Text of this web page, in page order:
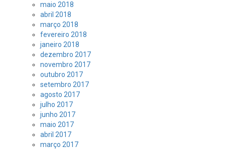
maio 2018
abril 2018
março 2018
fevereiro 2018
janeiro 2018
dezembro 2017
novembro 2017
outubro 2017
setembro 2017
agosto 2017
julho 2017
junho 2017
maio 2017
abril 2017
março 2017